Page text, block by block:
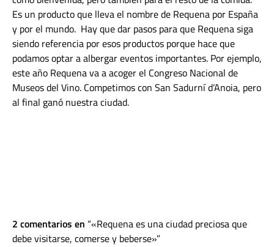
Es un producto que lleva el nombre de Requena por España
y por el mundo. Hay que dar pasos para que Requena siga
siendo referencia por esos productos porque hace que
podamos optar a albergar eventos importantes. Por ejemplo,
este año Requena va a acoger el Congreso Nacional de
Museos del Vino. Competimos con San Sadurní d’Anoia, pero
al final ganó nuestra ciudad.
2 comentarios en «Requena es una ciudad preciosa que
debe visitarse, comerse y beberse»